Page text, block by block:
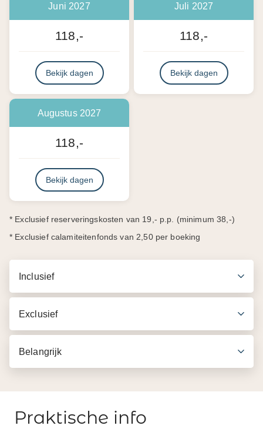
Juni 2027
118,-
Bekijk dagen
Juli 2027
118,-
Bekijk dagen
Augustus 2027
118,-
Bekijk dagen
* Exclusief reserveringskosten van 19,- p.p. (minimum 38,-)
* Exclusief calamiteitenfonds van 2,50 per boeking
Inclusief
Exclusief
Belangrijk
Praktische info